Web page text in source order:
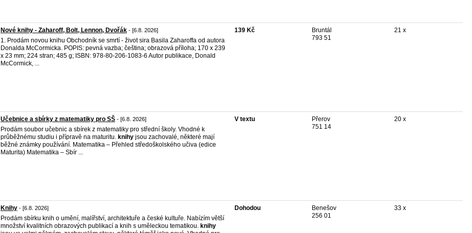
Nové knihy - Zaharoff, Bolt, Lennon, Dvořák - [6.8. 2026]
1. Prodám novou knihu Obchodník se smrtí - život sira Basila Zaharoffa od autora
Donalda McCormicka. POPIS: pevná vazba; čeština; obrazová příloha; 170 x 239
x 23 mm; 224 stran; 485 g; ISBN: 978-80-206-1083-6 Autor publikace, Donald
McCormick, ...
139 Kč
Bruntál
793 51
21 x
Učebnice a sbírky z matematiky pro SŠ - [6.8. 2026]
Prodám soubor učebnic a sbírek z matematiky pro střední školy. Vhodné k
průběžnému studiu i přípravě na maturitu. knihy jsou zachovalé, některé mají
běžné známky používání. Matematika – Přehled středoškolského učiva (edice
Maturita) Matematika – Sbír ...
V textu
Přerov
751 14
20 x
Knihy - [6.8. 2026]
Prodám sbírku knih o umění, malířství, architektuře a české kultuře. Nabízím větší
množství kvalitních obrazových publikací a knih s uměleckou tematikou. knihy
Dohodou
Benešov
256 01
33 x